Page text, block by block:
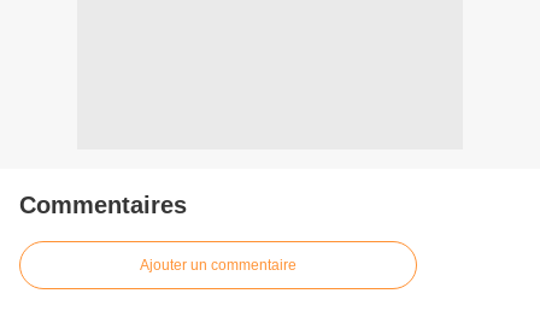
Commentaires
Ajouter un commentaire